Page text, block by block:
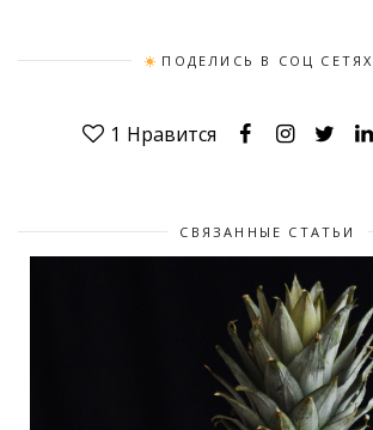
ПОДЕЛИСЬ В СОЦ СЕТЯХ
1 Нравится
СВЯЗАННЫЕ СТАТЬИ